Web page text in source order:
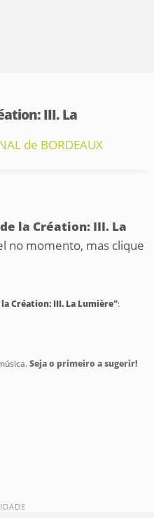
III. La
de BORDEAUX
la Création: III. La
no momento, mas clique
Création: III. La Lumière":
Seja o primeiro a sugerir!